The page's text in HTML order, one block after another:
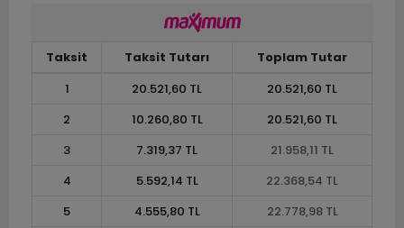
Taksit Taksit Tutarı
Toplam Tutar
1
20.521,60 TL
20.521,60 TL
2
10.260,80 TL
20.521,60 TL
3
7.319,37 TL
21.958,11 TL
4
5.592,14 TL
22.368,54 TL
5
4.555,80 TL
22.778,98 TL